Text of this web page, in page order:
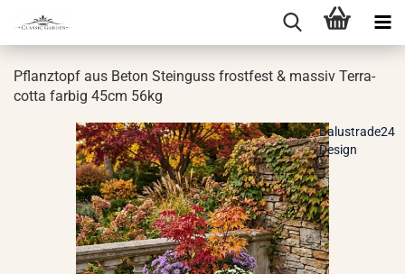
Pflanz­topf aus Beton Stein­guss frost­fest & mas­siv Ter­ra­
cot­ta far­big 45cm 56kg
Balustrade24
Design